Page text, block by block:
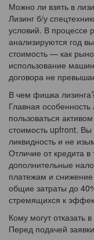
Можно ли взять в
Лизинг б/у
условий. В процессе
анализируются год
стоимость — как
использование
договора не
В чем фишка
Главная
пользоваться
стоимость upfront. Вы
ликвидность и не
Отличие от кредита в
дополнительные
платежам и
общие затраты до
стремящихся к
Кому могут отказать
Перед подачей